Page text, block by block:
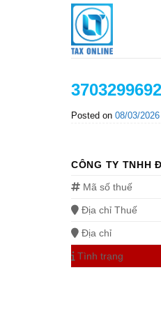
Posted on 08/03/2026
CÔNG TY TNHH
Mã số thuế
Địa chỉ Thuế
Địa chỉ
Tình trạng